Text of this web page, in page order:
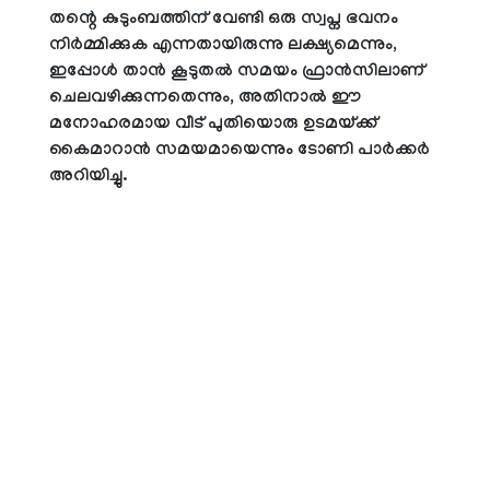
തന്റെ കുടുംബത്തിന് വേണ്ടി ഒരു സ്വപ്ന ഭവനം
നിര്‍മ്മിക്കുക എന്നതായിരുന്നു ലക്ഷ്യമെന്നും,
ഇപ്പോള്‍ താന്‍ കൂടുതല്‍ സമയം ഫ്രാന്‍സിലാണ്
ചെലവഴിക്കുന്നതെന്നും, അതിനാല്‍ ഈ
മനോഹരമായ വീട് പുതിയൊരു ഉടമയ്ക്ക്
കൈമാറാന്‍ സമയമായെന്നും ടോണി പാര്‍ക്കര്‍
അറിയിച്ചു.